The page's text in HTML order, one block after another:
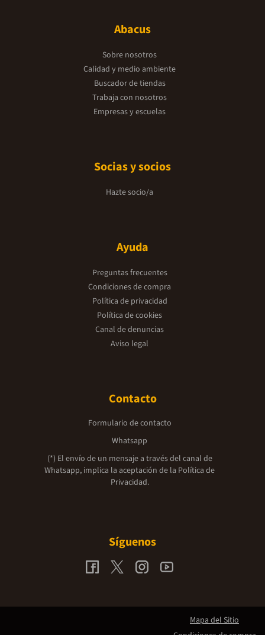
Abacus
Sobre nosotros
Calidad y medio ambiente
Buscador de tiendas
Trabaja con nosotros
Empresas y escuelas
Socias y socios
Hazte socio/a
Ayuda
Preguntas frecuentes
Condiciones de compra
Política de privacidad
Política de cookies
Canal de denuncias
Aviso legal
Contacto
Formulario de contacto
Whatsapp
(*) El envío de un mensaje a través del canal de
Whatsapp, implica la aceptación de la Política de
Privacidad.
Síguenos
Mapa del Sitio